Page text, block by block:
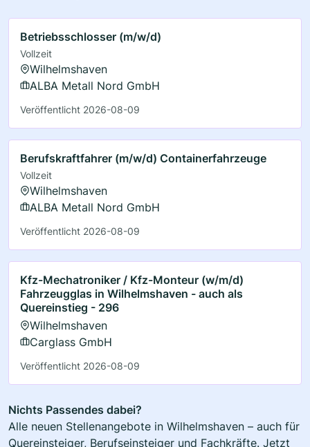
Betriebsschlosser (m/w/d)
Vollzeit
Wilhelmshaven
ALBA Metall Nord GmbH
Veröffentlicht 2026-08-09
Berufskraftfahrer (m/w/d) Containerfahrzeuge
Vollzeit
Wilhelmshaven
ALBA Metall Nord GmbH
Veröffentlicht 2026-08-09
Kfz-Mechatroniker / Kfz-Monteur (w/m/d)
Fahrzeugglas in Wilhelmshaven - auch als
Quereinstieg - 296
Wilhelmshaven
Carglass GmbH
Veröffentlicht 2026-08-09
Nichts Passendes dabei?
Alle neuen Stellenangebote in Wilhelmshaven – auch für
Quereinsteiger, Berufseinsteiger und Fachkräfte. Jetzt